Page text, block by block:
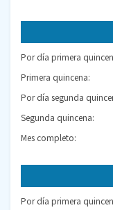
Por día primera
Primera quincena:
Por día segunda
Segunda quincena:
Mes completo:
Por día primera